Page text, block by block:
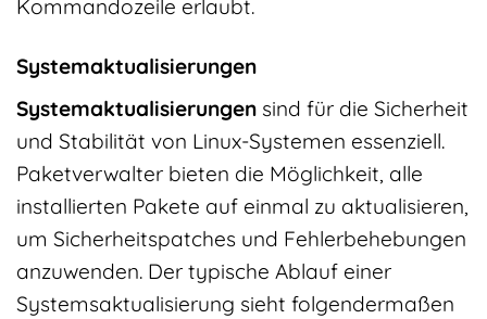
Kommandozeile erlaubt.
Systemaktualisierungen
Systemaktualisierungen sind für die Sicherheit
und Stabilität von Linux-Systemen essenziell.
Paketverwalter bieten die Möglichkeit, alle
installierten Pakete auf einmal zu aktualisieren,
um Sicherheitspatches und Fehlerbehebungen
anzuwenden. Der typische Ablauf einer
Systemsaktualisierung sieht folgendermaßen